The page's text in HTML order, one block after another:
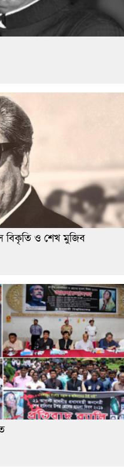
বিকৃতি ও শেখ মুজিব